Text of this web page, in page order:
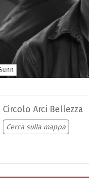
Circolo Arci Bellezza
Cerca sulla mappa